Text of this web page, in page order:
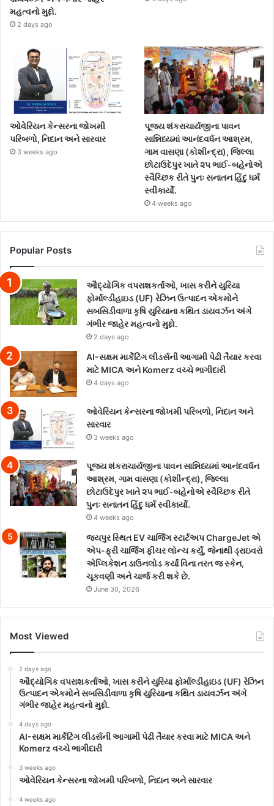
મહત્વનો મુદ્દો.
2 days ago
ઓવેરિયન કેન્સરના જોખમી
પરિબળો, નિદાન અને સારવાર
3 weeks ago
પૂજ્ય શંકરાચાર્યજીના પાવન
સાન્નિધ્યમાં આનંદવર્ધન આશ્રમ,
ગામ વાસણા (કોશીન્દ્રા), જિલ્લા
છોટાઉદેપુર ખાતે ૨૫ ભાઈ-બહેનોએ
સ્વૈચ્છિક રીતે પુનઃ સનાતન હિંદુ ધર્મ
સ્વીકાર્યો.
4 weeks ago
Popular Posts
ઔદ્યોગિક વપરાશકર્તાઓ, ખાસ કરીને યુરિયા
ફોર્માલ્ડીહાઇડ (UF) રેઝિન ઉત્પાદન એકમોને
સબસિડીવાળા કૃષિ યુરિયાના કથિત ડાયવર્ઝન અંગે
ગંભીર જાહેર મહત્વનો મુદ્દો.
2 days ago
AI-સક્ષમ માર્કેટિંગ લીડર્સની આગામી પેઢી તૈયાર કરવા
માટે MICA અને Komerz વચ્ચે ભાગીદારી
4 days ago
ઓવેરિયન કેન્સરના જોખમી પરિબળો, નિદાન અને
સારવાર
3 weeks ago
પૂજ્ય શંકરાચાર્યજીના પાવન સાન્નિધ્યમાં આનંદવર્ધન
આશ્રમ, ગામ વાસણા (કોશીન્દ્રા), જિલ્લા
છોટાઉદેપુર ખાતે ૨૫ ભાઈ-બહેનોએ સ્વૈચ્છિક રીતે
પુનઃ સનાતન હિંદુ ધર્મ સ્વીકાર્યો.
4 weeks ago
જયપુર સ્થિત EV ચાર્જિંગ સ્ટાર્ટઅપ ChargeJet એ
એપ-ફ્રી ચાર્જિંગ ફીચર લોન્ચ કર્યું, જેનાથી ડ્રાઇવરો
એપ્લિકેશન ડાઉનલોડ કર્યા વિના તરત જ સ્કેન,
ચૂકવણી અને ચાર્જ કરી શકે છે.
June 30, 2026
Most Viewed
2 days ago
ઔદ્યોગિક વપરાશકર્તાઓ, ખાસ કરીને યુરિયા ફોર્માલ્ડીહાઇડ (UF) રેઝિન
ઉત્પાદન એકમોને સબસિડીવાળા કૃષિ યુરિયાના કથિત ડાયવર્ઝન અંગે
ગંભીર જાહેર મહત્વનો મુદ્દો.
4 days ago
AI-સક્ષમ માર્કેટિંગ લીડર્સની આગામી પેઢી તૈયાર કરવા માટે MICA અને
Komerz વચ્ચે ભાગીદારી
3 weeks ago
ઓવેરિયન કેન્સરના જોખમી પરિબળો, નિદાન અને સારવાર
4 weeks ago